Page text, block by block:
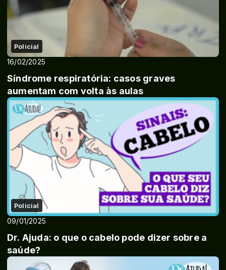
Policial
16/02/2025
Síndrome respiratória: casos graves
aumentam com volta às aulas
Policial
09/01/2025
Dr. Ajuda: o que o cabelo pode dizer sobre a
saúde?